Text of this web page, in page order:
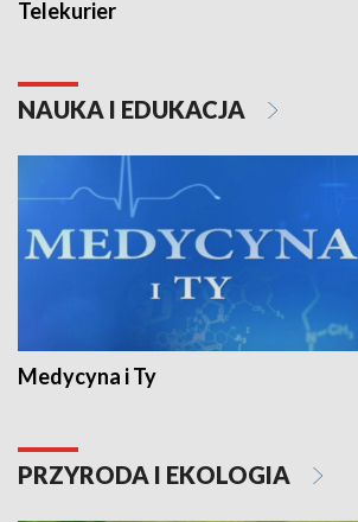
Telekurier
NAUKA I EDUKACJA
Medycyna i Ty
PRZYRODA I EKOLOGIA